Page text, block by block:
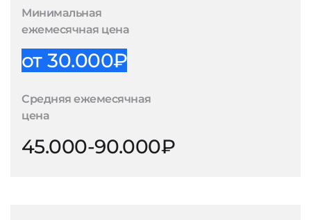
Минимальная
ежемесячная цена
от 30.000₽
Средняя ежемесячная
цена
45.000-90.000₽